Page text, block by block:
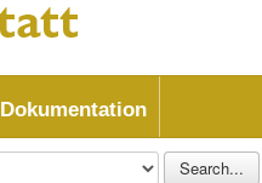
Dokumentation